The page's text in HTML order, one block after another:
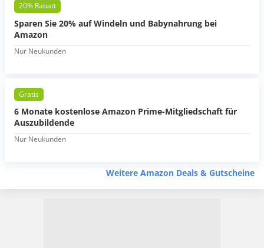
20% Rabatt
Sparen Sie 20% auf Windeln und Babynahrung bei
Amazon
Nur Neukunden
Gratis
6 Monate kostenlose Amazon Prime-Mitgliedschaft für
Auszubildende
Nur Neukunden
Weitere Amazon Deals & Gutscheine